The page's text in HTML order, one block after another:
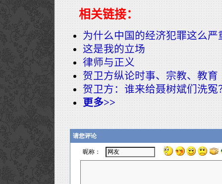
相关链接：
为什么中国的经济犯罪这么严
这是我的立场
律师与正义
贺卫方纵论时事、宗教、教育
贺卫方：谁来给聂树斌们洗冤
更多>>